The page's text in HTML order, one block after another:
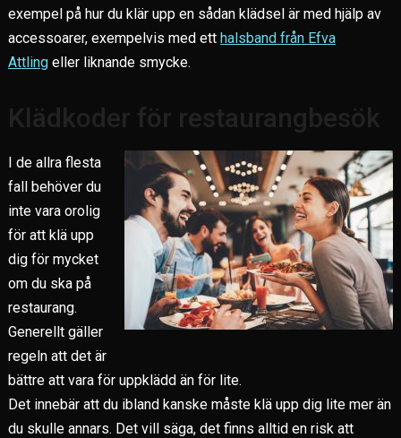
exempel på hur du klär upp en sådan klädsel är med hjälp av
accessoarer, exempelvis med ett halsband från Efva
Attlingeller liknande smycke.
Klädkoder för restaurangbesök
I de allra flesta
fall behöver du
inte vara orolig
för att klä upp
dig för mycket
om du ska på
restaurang.
Generellt gäller
regeln att det är
bättre att vara för uppklädd än för lite.
Det innebär att du ibland kanske måste klä upp dig lite mer än
du skulle annars. Det vill säga, det finns alltid en risk att